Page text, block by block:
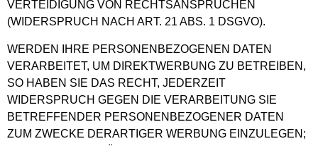
VERTEIDIGUNG VON RECHTSANSPRÜCHEN
(WIDERSPRUCH NACH ART. 21 ABS. 1 DSGVO).
WERDEN IHRE PERSONENBEZOGENEN DATEN
VERARBEITET, UM DIREKTWERBUNG ZU BETREIBEN,
SO HABEN SIE DAS RECHT, JEDERZEIT
WIDERSPRUCH GEGEN DIE VERARBEITUNG SIE
BETREFFENDER PERSONENBEZOGENER DATEN
ZUM ZWECKE DERARTIGER WERBUNG EINZULEGEN;